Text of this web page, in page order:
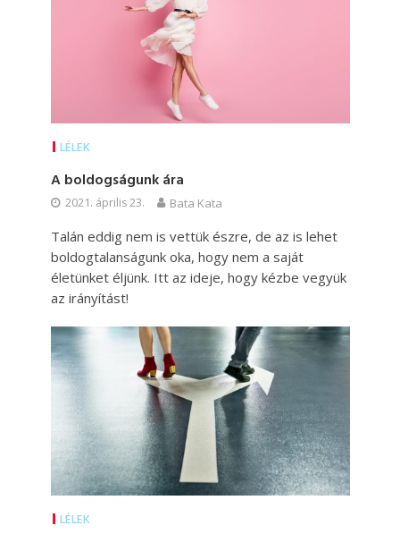
LÉLEK
A boldogságunk ára
2021. április 23. Bata Kata
Talán eddig nem is vettük észre, de az is lehet
boldogtalanságunk oka, hogy nem a saját
életünket éljünk. Itt az ideje, hogy kézbe vegyük
az irányítást!
LÉLEK